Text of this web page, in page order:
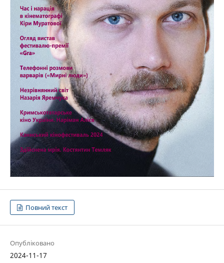
Повний текст
Опубліковано
2024-11-17